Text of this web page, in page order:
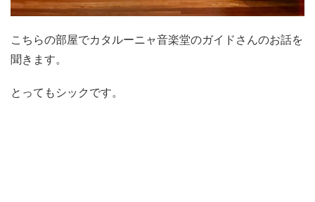
こちらの部屋でカタルーニャ音楽堂のガイドさんのお話を
聞きます。
とってもシックです。